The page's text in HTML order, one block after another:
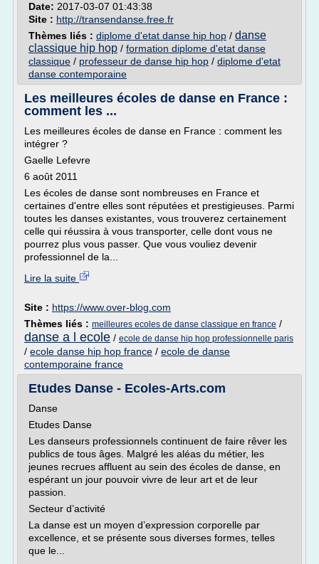
Date: 2017-03-07 01:43:38
Site : http://transendanse.free.fr
Thèmes liés : diplome d'etat danse hip hop / danse
classique hip hop / formation diplome d'etat danse
classique / professeur de danse hip hop / diplome d'etat
danse contemporaine
Les meilleures écoles de danse en France :
comment les ...
Les meilleures écoles de danse en France : comment les
intégrer ?
Gaelle Lefevre
6 août 2011
Les écoles de danse sont nombreuses en France et
certaines d'entre elles sont réputées et prestigieuses. Parmi
toutes les danses existantes, vous trouverez certainement
celle qui réussira à vous transporter, celle dont vous ne
pourrez plus vous passer. Que vous vouliez devenir
professionnel de la...
Lire la suite
Site : https://www.over-blog.com
Thèmes liés : meilleures ecoles de danse classique en france /
danse a l ecole / ecole de danse hip hop professionnelle paris
/ ecole danse hip hop france / ecole de danse
contemporaine france
Etudes Danse - Ecoles-Arts.com
Danse
Etudes Danse
Les danseurs professionnels continuent de faire rêver les
publics de tous âges. Malgré les aléas du métier, les
jeunes recrues affluent au sein des écoles de danse, en
espérant un jour pouvoir vivre de leur art et de leur
passion.
Secteur d’activité
La danse est un moyen d’expression corporelle par
excellence, et se présente sous diverses formes, telles
que le...